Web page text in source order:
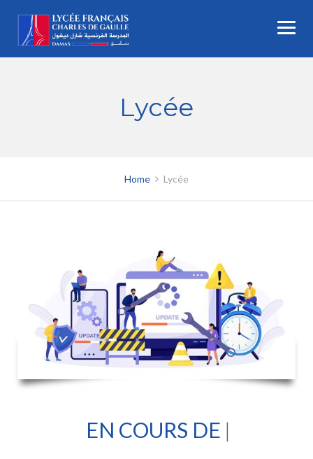
content
Lycée
Home Lycée
EN COURS DE C